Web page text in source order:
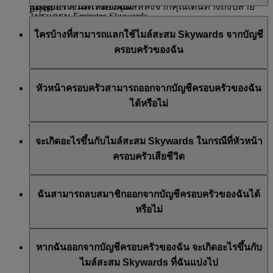
โปรแกรม Emirates Skywards
แบ่งเปอร์เซนต์ใหม่จะมีผลหลังจากคุณเดินทางถึงปลาย
อีกได้
Skysurfer ส่วนตัวของคุณ
ของฉันสำหรับ:
สะสม*
การอัปเกรดทันที่เคาน์เตอร์เช็คอิน
พันธมิตรด้านค้าปลีกและไลฟ์สไตล์ที่ร่วมรายการ
บางราย* (นำเสนอโดยสายการบินเอมิเรตส์และ
พันธมิตรของเรา)
กิจกรรม Skywards Exclusives บางรายการ (ขึ้นอยู่
กับข้อกำหนดและเงื่อนไขของ Skywards Exclusives
ที่ระบุไว้ในกฎโปรแกรมนี้ สำหรับ Skywards
Exclusives)
โปรดทราบว่า สายการบินเอมิเรตส์อาจเปลี่ยนแปลงราย
ใครบ้างที่สามารถแลกใช้ไมล์สะสม Skywards จากบัญชี
ครอบครัวของฉัน
มีอายุ 18 ปีขึ้นไป สามารถแลกไมล์สะสม Skywards จาก
บัญชีครอบครัวของฉันได้
หัวหน้าครอบครัวสามารถออกจากบัญชีครอบครัวของฉัน
ได้หรือไม่
ปิดบัญชีครอบครัวของฉัน แต่จะเป็นการสละสิทธิ์ในไมล์
สะสม Skywards ที่เหลือ
จะเกิดอะไรขึ้นกับไมล์สะสม Skywards ในกรณีที่หัวหน้า
ครอบครัวเสียชีวิต
อาจคืนไมล์สะสม Skywards ของสมาชิกที่เสียชีวิตที่มีใน
บัญชี ‘ครอบครัวของฉัน’ แก่ผู้รับผลประโยชน์ตาม
กฎหมาย โดยที่บัญชี ‘ครอบครัวของฉัน’ ของสมาชิกที่เสีย
ชีวิตจะต้องมีไมล์สะสม Skywards ขั้นต่ำ 2,000 ไมล์ ณ
เวลาที่ Emirates Skywards ได้รับใบคำขอไมล์สะสม
ฉันสามารถลบสมาชิกออกจากบัญชีครอบครัวของฉันได้
หรือไม่
จากบัญชีครอบครัวของฉันได้ หากคุณเป็นหัวหน้า
ครอบครัว คุณสามารถเข้าสู่ระบบบัญชีของคุณและเลือก
หากฉันออกจากบัญชีครอบครัวของฉัน จะเกิดอะไรขึ้นกับ
ไมล์สะสม Skywards ที่ฉันแบ่งไป